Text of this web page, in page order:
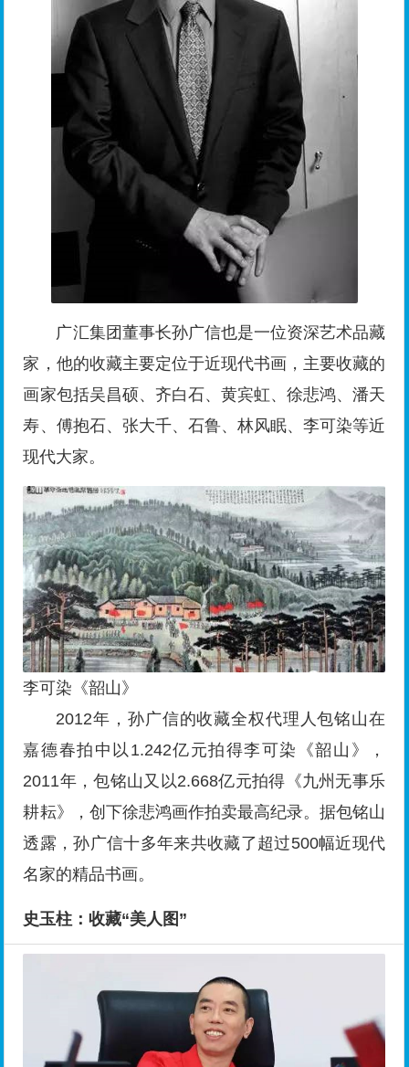
广汇集团董事长孙广信也是一位资深艺术品藏
家，他的收藏主要定位于近现代书画，主要收藏的
画家包括吴昌硕、齐白石、黄宾虹、徐悲鸿、潘天
寿、傅抱石、张大千、石鲁、林风眠、李可染等近
现代大家。
李可染《韶山》
2012年，孙广信的收藏全权代理人包铭山在
嘉德春拍中以1.242亿元拍得李可染《韶山》，
2011年，包铭山又以2.668亿元拍得《九州无事乐
耕耘》，创下徐悲鸿画作拍卖最高纪录。据包铭山
透露，孙广信十多年来共收藏了超过500幅近现代
名家的精品书画。
史玉柱：收藏“美人图”